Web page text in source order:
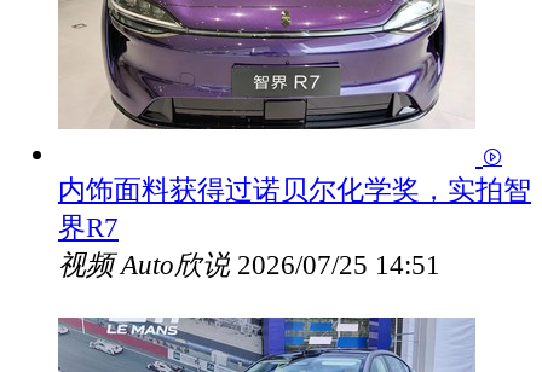
内饰面料获得过诺贝尔化学奖，实拍智
界R7
视频 Auto欣说 2026/07/25 14:51